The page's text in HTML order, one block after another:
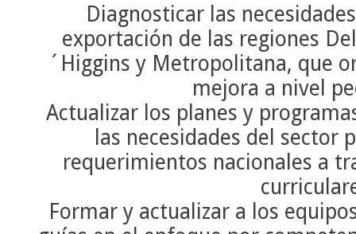
Diagnosticar las
exportación de las regiones
´Higgins y Metropolitana, que
mejora a nivel
Actualizar los planes y
las necesidades del sector
requerimientos nacionales a
Formar y actualizar a los